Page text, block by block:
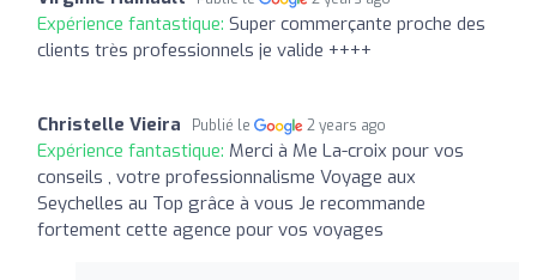
Expérience fantastique: Super commerçante proche des
clients très professionnels je valide ++++
Christelle Vieira Publié le 2 years ago
Expérience fantastique: Merci à Me La-croix pour vos
conseils , votre professionnalisme Voyage aux
Seychelles au Top grâce à vous Je recommande
fortement cette agence pour vos voyages